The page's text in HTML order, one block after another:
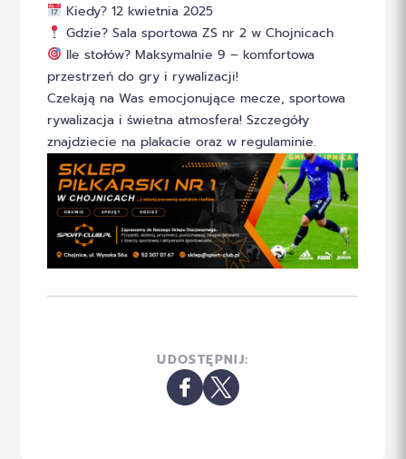
Kiedy? 12 kwietnia 2025
Gdzie? Sala sportowa ZS nr 2 w Chojnicach
Ile stołów? Maksymalnie 9 – komfortowa
przestrzeń do gry i rywalizacji!
Czekają na Was emocjonujące mecze, sportowa
rywalizacja i świetna atmosfera! Szczegóły
znajdziecie na plakacie oraz w regulaminie.
UDOSTĘPNIJ: